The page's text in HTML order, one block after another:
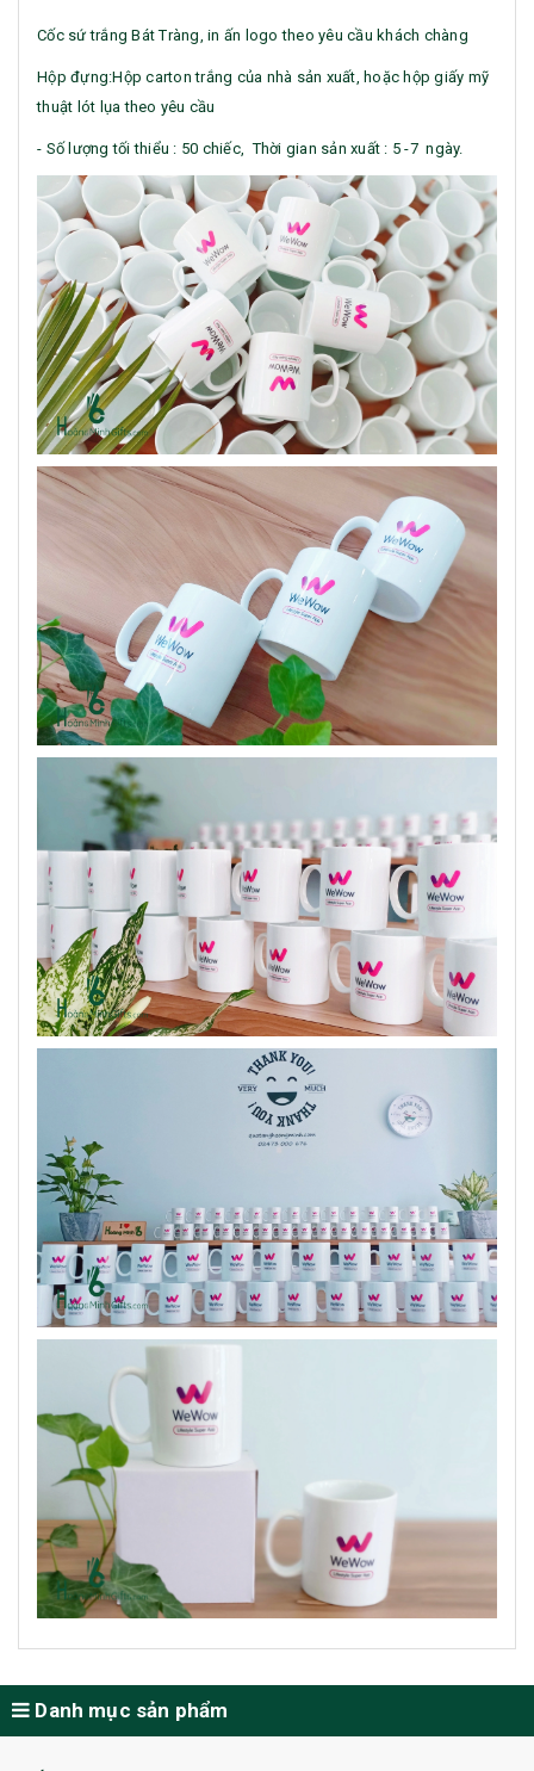
Cốc sứ trắng Bát Tràng, in ấn logo theo yêu cầu khách chàng
Hộp đựng:Hộp carton trắng của nhà sản xuất, hoặc hộp giấy mỹ
thuật lót lụa theo yêu cầu
- Số lượng tối thiểu : 50 chiếc, Thời gian sản xuất : 5 -7 ngày.
Danh mục sản phẩm